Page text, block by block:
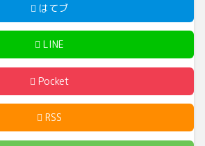
はてブ
LINE
Pocket
RSS